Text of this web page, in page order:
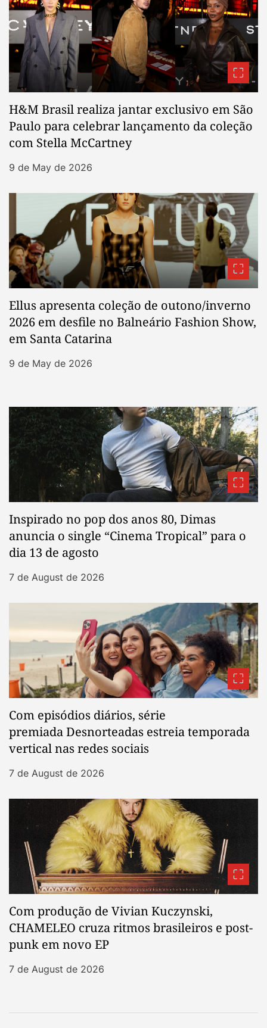
H&M Brasil realiza jantar exclusivo em São
Paulo para celebrar lançamento da coleção
com Stella McCartney
9 de May de 2026
Ellus apresenta coleção de outono/inverno
2026 em desfile no Balneário Fashion Show,
em Santa Catarina
9 de May de 2026
Inspirado no pop dos anos 80, Dimas
anuncia o single “Cinema Tropical” para o
dia 13 de agosto
7 de August de 2026
Com episódios diários, série
premiada Desnorteadas estreia temporada
vertical nas redes sociais
7 de August de 2026
Com produção de Vivian Kuczynski,
CHAMELEO cruza ritmos brasileiros e post-
punk em novo EP
7 de August de 2026